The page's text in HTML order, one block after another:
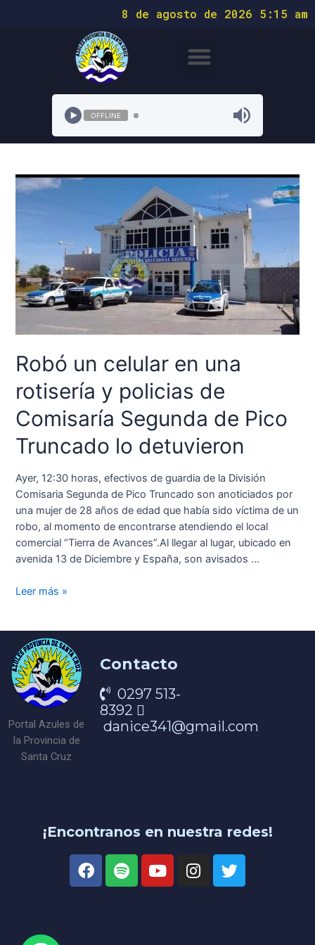
8 de agosto de 2026 5:15 am
OFFLINE
Robó un celular en una
rotisería y policias de
Comisaría Segunda de Pico
Truncado lo detuvieron
Ayer, 12:30 horas, efectivos de guardia de la División
Comisaria Segunda de Pico Truncado son anoticiados por
una mujer de 28 años de edad que había sido víctima de un
robo, al momento de encontrarse atendiendo el local
comercial “Tierra de Avances”.Al llegar al lugar, ubicado en
avenida 13 de Diciembre y España, son avisados …
Leer más »
Portal Azules de
la Provincia de
Santa Cruz
Contacto
0297 513-
8392
danice341@gmail.com
¡Encontranos en nuestra redes!